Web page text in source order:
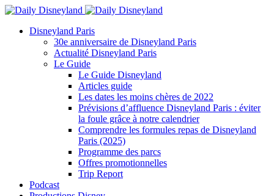
Disneyland Paris
30e anniversaire de Disneyland Paris
Actualité Disneyland Paris
Le Guide
Le Guide Disneyland
Articles guide
Les dates les moins chères de 2022
Prévisions d’affluence Disneyland Paris : éviter
la foule grâce à notre calendrier
Comprendre les formules repas de Disneyland
Paris (2025)
Programme des parcs
Offres promotionnelles
Trip Report
Podcast